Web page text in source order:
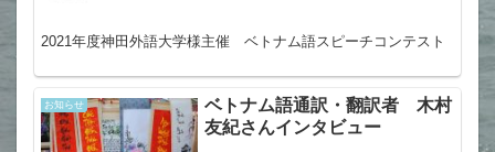
2021年度神田外語大学様主催 ベトナム語スピーチコンテスト
お知らせ
ベトナム語通訳・翻訳者 木村
友紀さんインタビュー